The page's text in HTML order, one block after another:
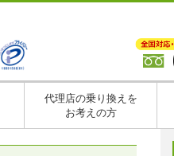
代理店の乗り換えを
お考えの方